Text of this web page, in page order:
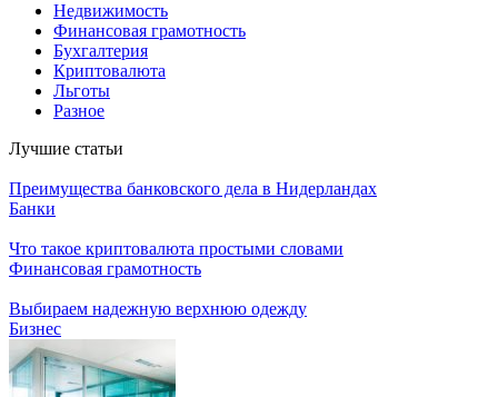
Недвижимость
Финансовая грамотность
Бухгалтерия
Криптовалюта
Льготы
Разное
Лучшие статьи
Преимущества банковского дела в Нидерландах
Банки
Что такое криптовалюта простыми словами
Финансовая грамотность
Выбираем надежную верхнюю одежду
Бизнес